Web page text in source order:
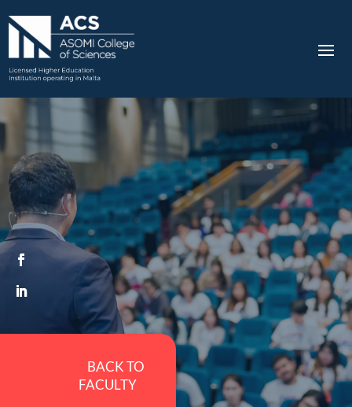
BACK TO
FACULTY